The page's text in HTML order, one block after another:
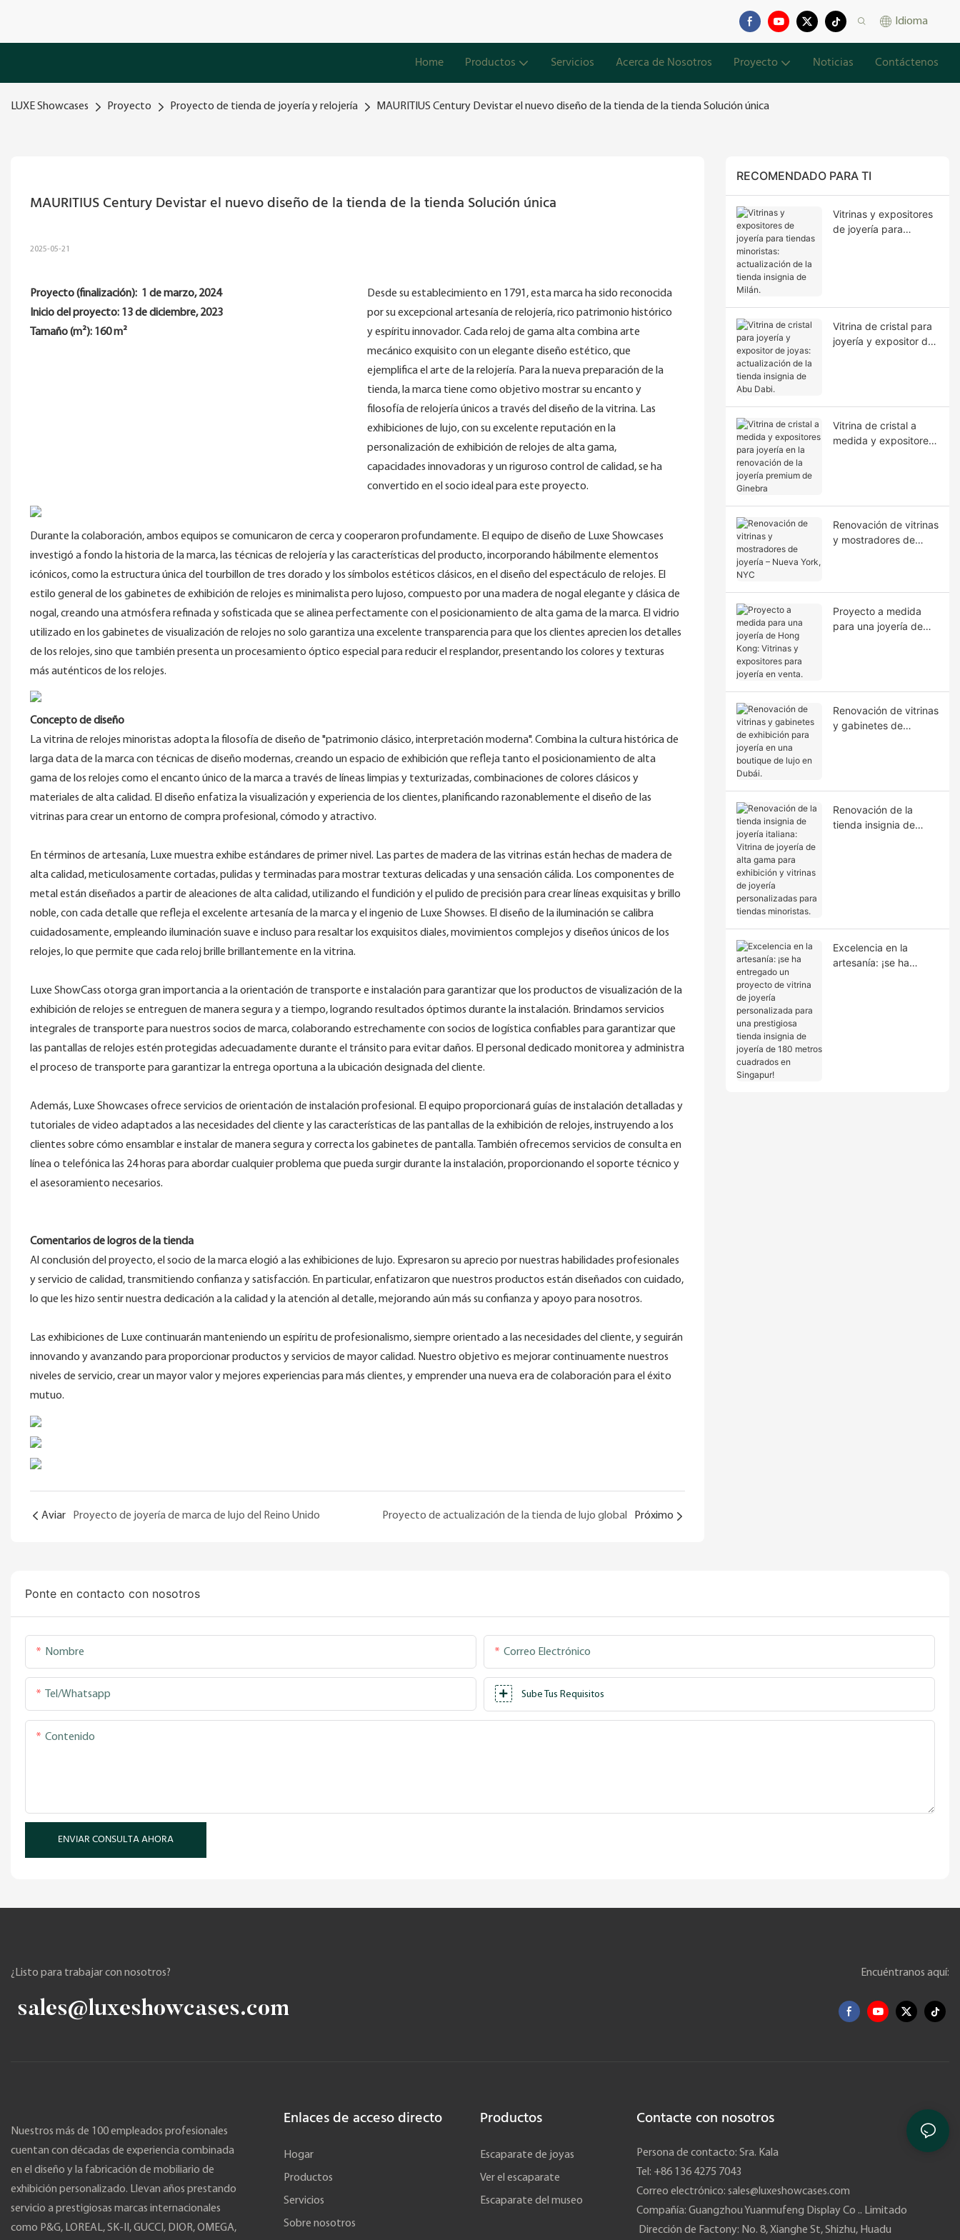
Idioma
Home Productos Servicios Acerca de Nosotros Proyecto Noticias Contáctenos
LUXE Showcases Proyecto Proyecto de tienda de joyería y relojería MAURITIUS Century Devistar el nuevo diseño de la tienda de la tienda Solución única
MAURITIUS Century Devistar el nuevo diseño de la tienda de la tienda Solución única
2025-05-21
Proyecto (finalización): 1 de marzo, 2024
Inicio del proyecto: 13 de diciembre, 2023
Tamaño (m²): 160 m²
Desde su establecimiento en 1791, esta marca ha sido reconocida
por su excepcional artesanía de relojería, rico patrimonio histórico
y espíritu innovador. Cada reloj de gama alta combina arte
mecánico exquisito con un elegante diseño estético, que
ejemplifica el arte de la relojería. Para la nueva preparación de la
tienda, la marca tiene como objetivo mostrar su encanto y
filosofía de relojería únicos a través del diseño de la vitrina. Las
exhibiciones de lujo, con su excelente reputación en la
personalización de exhibición de relojes de alta gama,
capacidades innovadoras y un riguroso control de calidad, se ha
convertido en el socio ideal para este proyecto.
Durante la colaboración, ambos equipos se comunicaron de cerca y cooperaron profundamente. El equipo de diseño de Luxe Showcases
investigó a fondo la historia de la marca, las técnicas de relojería y las características del producto, incorporando hábilmente elementos
icónicos, como la estructura única del tourbillon de tres dorado y los símbolos estéticos clásicos, en el diseño del espectáculo de relojes. El
estilo general de los gabinetes de exhibición de relojes es minimalista pero lujoso, compuesto por una madera de nogal elegante y clásica de
nogal, creando una atmósfera refinada y sofisticada que se alinea perfectamente con el posicionamiento de alta gama de la marca. El vidrio
utilizado en los gabinetes de visualización de relojes no solo garantiza una excelente transparencia para que los clientes aprecien los detalles
de los relojes, sino que también presenta un procesamiento óptico especial para reducir el resplandor, presentando los colores y texturas
más auténticos de los relojes.
Concepto de diseño
La vitrina de relojes minoristas adopta la filosofía de diseño de "patrimonio clásico, interpretación moderna". Combina la cultura histórica de
larga data de la marca con técnicas de diseño modernas, creando un espacio de exhibición que refleja tanto el posicionamiento de alta
gama de los relojes como el encanto único de la marca a través de líneas limpias y texturizadas, combinaciones de colores clásicos y
materiales de alta calidad. El diseño enfatiza la visualización y experiencia de los clientes, planificando razonablemente el diseño de las
vitrinas para crear un entorno de compra profesional, cómodo y atractivo.
En términos de artesanía, Luxe muestra exhibe estándares de primer nivel. Las partes de madera de las vitrinas están hechas de madera de
alta calidad, meticulosamente cortadas, pulidas y terminadas para mostrar texturas delicadas y una sensación cálida. Los componentes de
metal están diseñados a partir de aleaciones de alta calidad, utilizando el fundición y el pulido de precisión para crear líneas exquisitas y brillo
noble, con cada detalle que refleja el excelente artesanía de la marca y el ingenio de Luxe Showses. El diseño de la iluminación se calibra
cuidadosamente, empleando iluminación suave e incluso para resaltar los exquisitos diales, movimientos complejos y diseños únicos de los
relojes, lo que permite que cada reloj brille brillantemente en la vitrina.
Luxe ShowCass otorga gran importancia a la orientación de transporte e instalación para garantizar que los productos de visualización de la
exhibición de relojes se entreguen de manera segura y a tiempo, logrando resultados óptimos durante la instalación. Brindamos servicios
integrales de transporte para nuestros socios de marca, colaborando estrechamente con socios de logística confiables para garantizar que
las pantallas de relojes estén protegidas adecuadamente durante el tránsito para evitar daños. El personal dedicado monitorea y administra
el proceso de transporte para garantizar la entrega oportuna a la ubicación designada del cliente.
Además, Luxe Showcases ofrece servicios de orientación de instalación profesional. El equipo proporcionará guías de instalación detalladas y
tutoriales de video adaptados a las necesidades del cliente y las características de las pantallas de la exhibición de relojes, instruyendo a los
clientes sobre cómo ensamblar e instalar de manera segura y correcta los gabinetes de pantalla. También ofrecemos servicios de consulta en
línea o telefónica las 24 horas para abordar cualquier problema que pueda surgir durante la instalación, proporcionando el soporte técnico y
el asesoramiento necesarios.
Comentarios de logros de la tienda
Al conclusión del proyecto, el socio de la marca elogió a las exhibiciones de lujo. Expresaron su aprecio por nuestras habilidades profesionales
y servicio de calidad, transmitiendo confianza y satisfacción. En particular, enfatizaron que nuestros productos están diseñados con cuidado,
lo que les hizo sentir nuestra dedicación a la calidad y la atención al detalle, mejorando aún más su confianza y apoyo para nosotros.
Las exhibiciones de Luxe continuarán manteniendo un espíritu de profesionalismo, siempre orientado a las necesidades del cliente, y seguirán
innovando y avanzando para proporcionar productos y servicios de mayor calidad. Nuestro objetivo es mejorar continuamente nuestros
niveles de servicio, crear un mayor valor y mejores experiencias para más clientes, y emprender una nueva era de colaboración para el éxito
mutuo.
Aviar Proyecto de joyería de marca de lujo del Reino Unido Proyecto de actualización de la tienda de lujo global Próximo
RECOMENDADO PARA TI
Vitrinas y expositores
de joyería para
Vitrina de cristal para
joyería y expositor de
Vitrina de cristal a
medida y expositores
Renovación de vitrinas
y mostradores de
Proyecto a medida
para una joyería de
Renovación de vitrinas
y gabinetes de
Renovación de la
tienda insignia de
Excelencia en la
artesanía: ¡se ha
Ponte en contacto con nosotros
Nombre Correo Electrónico
Tel/whatsapp Sube Tus Requisitos
Contenido
ENVIAR CONSULTA AHORA
¿Listo para trabajar con nosotros?
sales@luxeshowcases.com
Encuéntranos aquí:
Nuestros más de 100 empleados profesionales
cuentan con décadas de experiencia combinada
en el diseño y la fabricación de mobiliario de
exhibición personalizado. Llevan años prestando
servicio a prestigiosas marcas internacionales
como P&G, LOREAL, SK-II, GUCCI, DIOR, OMEGA,
Enlaces de acceso directo
Hogar
Productos
Servicios
Sobre nosotros
Productos
Escaparate de joyas
Ver el escaparate
Escaparate del museo
Contacte con nosotros
Persona de contacto: Sra. Kala
Tel: +86 136 4275 7043
Correo electrónico: sales@luxeshowcases.com
Compañía: Guangzhou Yuanmufeng Display Co .. Limitado
Dirección de Factony: No. 8, Xianghe St, Shizhu, Huadu